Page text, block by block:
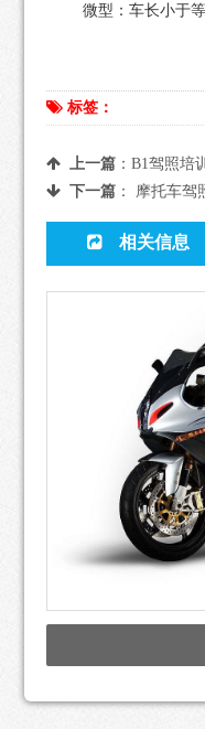
微型：车长小于等
标签：
上一篇： B1驾照培训
下一篇： 摩托车驾
相关信息